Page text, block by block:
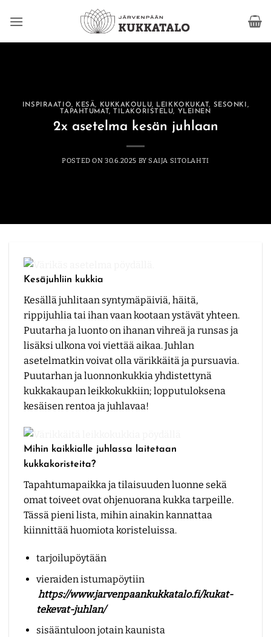
INSPIRAATIO, KESÄ, KUKKAKOULU, LEIKKOKUKAT, SESONKI ,
TAPAHTUMAT, TILAKORISTELU, YLEINEN
2x asetelma kesän juhlaan
POSTED ON 30.6.2025 BYSAIJA SITOLAHTI
Kesäjuhliin kukkia
Kesällä juhlitaan syntymäpäiviä, häitä,
rippijuhlia tai ihan vaan kootaan ystävät yhteen.
Puutarha ja luonto on ihanan vihreä ja runsas ja
lisäksi ulkona voi viettää aikaa. Juhlan
asetelmatkin voivat olla värikkäitä ja pursuavia.
Puutarhan ja luonnonkukkia yhdistettynä
kukkakaupan leikkokukkiin; lopputuloksena
kesäisen rentoa ja juhlavaa!
Mihin kaikkialle juhlassa laitetaan
kukkakoristeita?
Tapahtumapaikka ja tilaisuuden luonne sekä
omat toiveet ovat ohjenuorana kukka tarpeille.
Tässä pieni lista, mihin ainakin kannattaa
kiinnittää huomiota koristeluissa.
tarjoilupöytään
vieraiden istumapöytiin
https://www.jarvenpaankukkatalo.fi/kukat-
tekevat-juhlan/
sisääntuloon jotain kaunista